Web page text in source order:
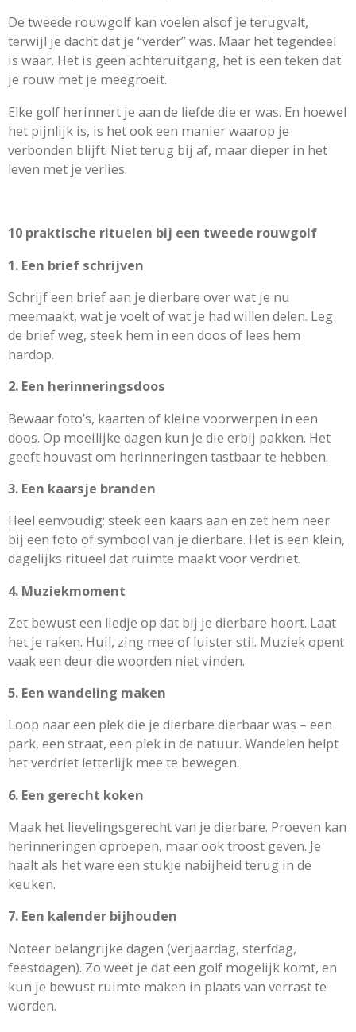
De tweede rouwgolf kan voelen alsof je terugvalt,
terwijl je dacht dat je “verder” was. Maar het tegendeel
is waar. Het is geen achteruitgang, het is een teken dat
je rouw met je meegroeit.
Elke golf herinnert je aan de liefde die er was. En hoewel
het pijnlijk is, is het ook een manier waarop je
verbonden blijft. Niet terug bij af, maar dieper in het
leven met je verlies.
10 praktische rituelen bij een tweede rouwgolf
1. Een brief schrijven
Schrijf een brief aan je dierbare over wat je nu
meemaakt, wat je voelt of wat je had willen delen. Leg
de brief weg, steek hem in een doos of lees hem
hardop.
2. Een herinneringsdoos
Bewaar foto’s, kaarten of kleine voorwerpen in een
doos. Op moeilijke dagen kun je die erbij pakken. Het
geeft houvast om herinneringen tastbaar te hebben.
3. Een kaarsje branden
Heel eenvoudig: steek een kaars aan en zet hem neer
bij een foto of symbool van je dierbare. Het is een klein,
dagelijks ritueel dat ruimte maakt voor verdriet.
4. Muziekmoment
Zet bewust een liedje op dat bij je dierbare hoort. Laat
het je raken. Huil, zing mee of luister stil. Muziek opent
vaak een deur die woorden niet vinden.
5. Een wandeling maken
Loop naar een plek die je dierbare dierbaar was – een
park, een straat, een plek in de natuur. Wandelen helpt
het verdriet letterlijk mee te bewegen.
6. Een gerecht koken
Maak het lievelingsgerecht van je dierbare. Proeven kan
herinneringen oproepen, maar ook troost geven. Je
haalt als het ware een stukje nabijheid terug in de
keuken.
7. Een kalender bijhouden
Noteer belangrijke dagen (verjaardag, sterfdag,
feestdagen). Zo weet je dat een golf mogelijk komt, en
kun je bewust ruimte maken in plaats van verrast te
worden.